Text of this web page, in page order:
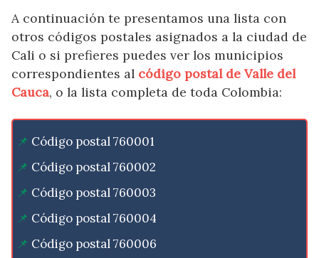
A continuación te presentamos una lista con
otros códigos postales asignados a la ciudad de
Cali o si prefieres puedes ver los municipios
correspondientes al código postal de Valle del
Cauca, o la lista completa de toda Colombia:
Código postal 760001
Código postal 760002
Código postal 760003
Código postal 760004
Código postal 760006